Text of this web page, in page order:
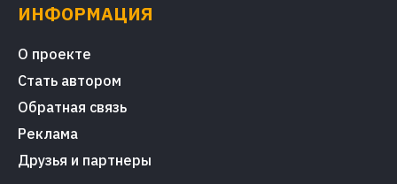
ИНФОРМАЦИЯ
О проекте
Стать автором
Обратная связь
Реклама
Друзья и партнеры